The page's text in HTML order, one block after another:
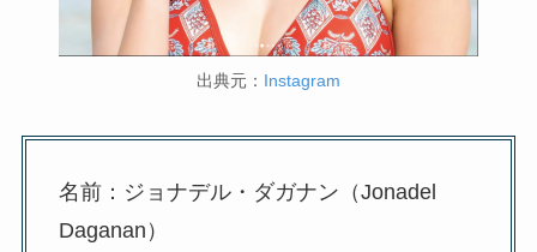
出典元： Instagram
名前：ジョナデル・ダガナン（Jonadel
Daganan）